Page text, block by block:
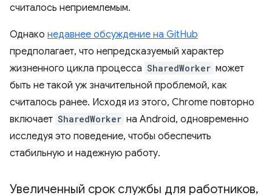
считалось неприемлемым.
Однако недавнее обсуждение на GitHub
предполагает, что непредсказуемый характер
жизненного цикла процесса SharedWorker может
быть не такой уж значительной проблемой, как
считалось ранее. Исходя из этого, Chrome повторно
включает SharedWorker на Android, одновременно
исследуя это поведение, чтобы обеспечить
стабильную и надежную работу.
Увеличенный срок службы для работников,